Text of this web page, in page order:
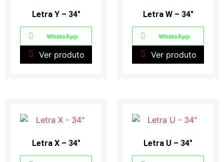
Letra Y – 34″
WhatsApp
Ver produto
Letra W – 34″
WhatsApp
Ver produto
Letra X – 34″ Letra U – 34″